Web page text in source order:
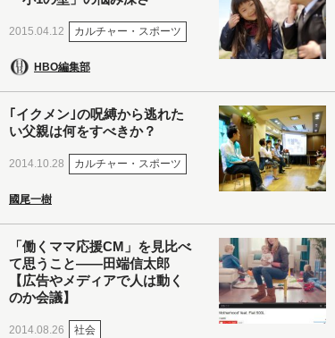
2015.04.12 カルチャー・スポーツ
HBO編集部
｢イクメン｣の呪縛から逃れた
い父親は何をすべきか？
2014.10.28 カルチャー・スポーツ
國尾一樹
「働くママ応援CM」を見比べ
て思うこと――田端信太郎
【広告やメディアで人は動く
のか会議】
2014.08.26 社会